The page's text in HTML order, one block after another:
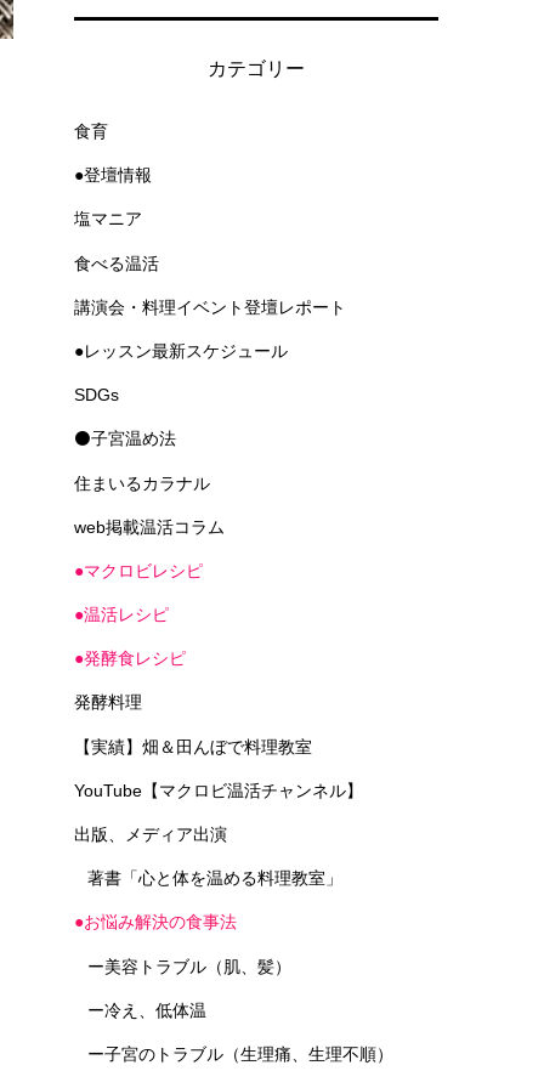
カテゴリー
食育
●登壇情報
塩マニア
食べる温活
講演会・料理イベント登壇レポート
●レッスン最新スケジュール
SDGs
⚫子宮温め法
住まいるカラナル
web掲載温活コラム
●マクロビレシピ
●温活レシピ
●発酵食レシピ
発酵料理
【実績】畑＆田んぼで料理教室
YouTube【マクロビ温活チャンネル】
出版、メディア出演
著書「心と体を温める料理教室」
●お悩み解決の食事法
ー美容トラブル（肌、髪）
ー冷え、低体温
ー子宮のトラブル（生理痛、生理不順）